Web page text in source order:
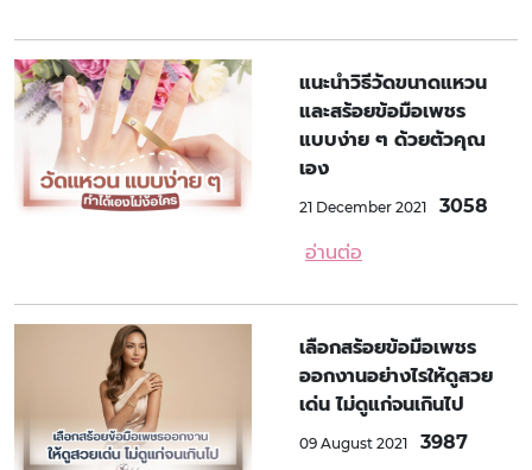
แนะนำวิธีวัดขนาดแหวน
และสร้อยข้อมือเพชร
แบบง่าย ๆ ด้วยตัวคุณ
เอง
21 December 2021 3058
อ่านต่อ
เลือกสร้อยข้อมือเพชร
ออกงานอย่างไรให้ดูสวย
เด่น ไม่ดูแก่จนเกินไป
09 August 2021 3987